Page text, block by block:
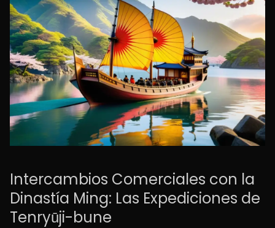
Intercambios Comerciales con la
Dinastía Ming: Las Expediciones de
Tenryūji-bune